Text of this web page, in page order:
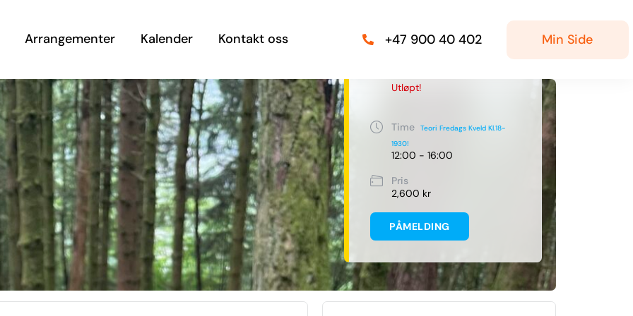
Arrangementer Kalender Kontakt oss +47 900 40 402 Min Side
Date
Utløpt!
Time
Teori Fredags Kveld Kl.18-
1930!
12:00 - 16:00
Pris
2,600 kr
PÅMELDING